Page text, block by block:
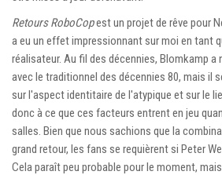
Retours RoboCopest un projet de rêve pour
a eu un effet impressionnant sur moi en tant
réalisateur. Au fil des décennies, Blomkamp
avec le traditionnel des décennies 80, mais il
sur l'aspect identitaire de l'atypique et sur le
donc à ce que ces facteurs entrent en jeu
salles. Bien que nous sachions que la
grand retour, les fans se requièrent si Peter
Cela paraît peu probable pour le moment,